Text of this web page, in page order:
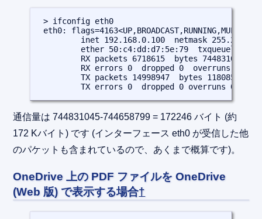
> ifconfig eth0
eth0:
inet 192.168.0.100  netmask
ether 50:c4:dd:d7:5e:79  txqueuelen
RX packets 6718615  bytes 744831045
RX errors 0  dropped 0  overruns 0
TX packets 14998947  bytes 11808575696
TX errors 0  dropped 0 overruns 0
通信量は 744831045-744658799 = 172246 バイト (約
172 Kバイト) です (インターフェース eth0 が受信した他
のパケットも含まれているので、あくまで概算です)。
OneDrive 上の PDF ファイルを OneDrive
(Web 版) で表示する場合†